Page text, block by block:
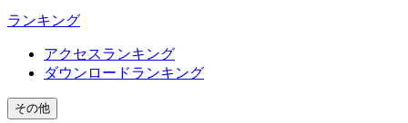
ランキング
アクセスランキング
ダウンロードランキング
その他